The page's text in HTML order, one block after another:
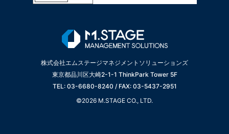
株式会社エムステージマネジメントソリューションズ
東京都品川区大崎2-1-1 ThinkPark Tower 5F
TEL: 03-6680-8240 / FAX: 03-5437-2951
©2026 M.STAGE CO., LTD.